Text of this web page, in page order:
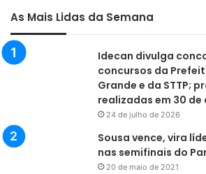
As Mais Lidas da Semana
Idecan divulga
concursos da
Grande e da STTP;
realizadas em 30
24 de julho de 2026
Sousa vence, vira
nas semifinais do
20 de maio de 2021